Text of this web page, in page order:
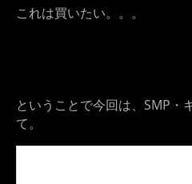
これは買いたい。。。
ということで今回は、SMP・
て。